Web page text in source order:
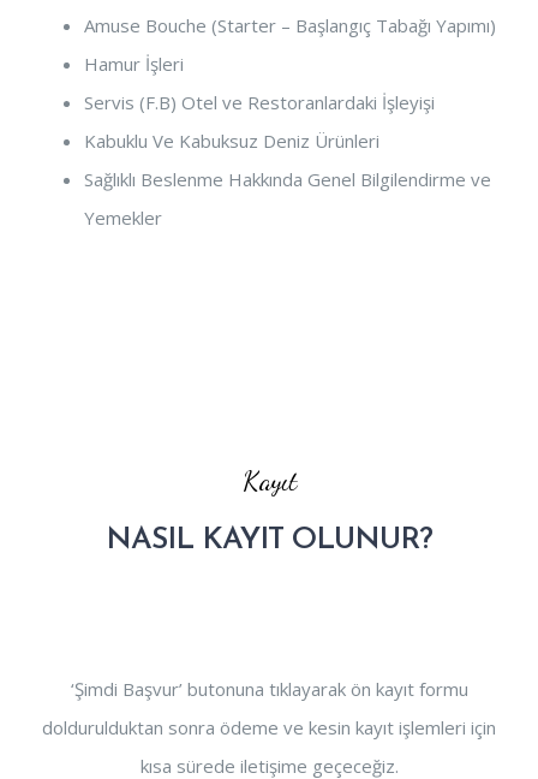
Amuse Bouche (Starter – Başlangıç Tabağı Yapımı)
Hamur İşleri
Servis (F.B) Otel ve Restoranlardaki İşleyişi
Kabuklu Ve Kabuksuz Deniz Ürünleri
Sağlıklı Beslenme Hakkında Genel Bilgilendirme ve
Yemekler
Kayıt
NASIL KAYIT OLUNUR?
‘Şimdi Başvur’ butonuna tıklayarak ön kayıt formu
doldurulduktan sonra ödeme ve kesin kayıt işlemleri için
kısa sürede iletişime geçeceğiz.